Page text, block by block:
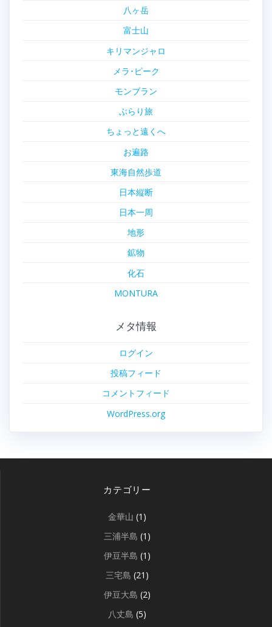
八ヶ岳
富士山
キリマンジャロ
メラ･ピーク
モンブラン
ぶらり旅
ちょっと遠くへ
お遍路
東海自然歩道
日本縦断
日本一周
地形
鉱物
化石
MONTURA
メタ情報
ログイン
投稿フィード
コメントフィード
WordPress.org
カテゴリー
金華山 (1)
三浦半島 (1)
伊豆半島 (1)
三宅島 (21)
伊豆大島 (2)
八丈島 (5)